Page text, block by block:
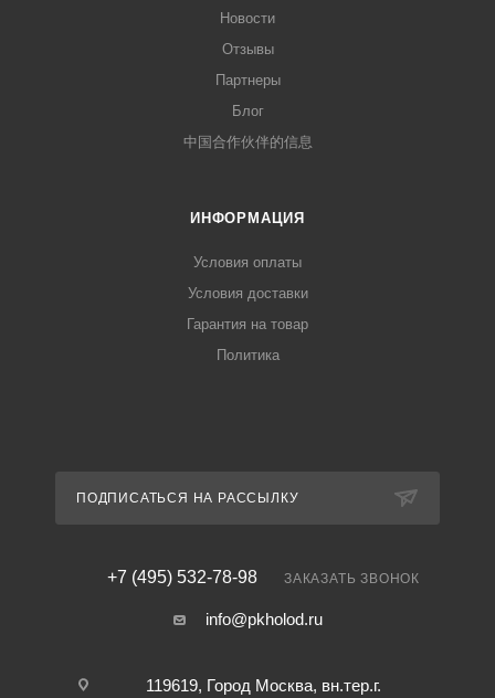
Новости
Отзывы
Партнеры
Блог
中国合作伙伴的信息
ИНФОРМАЦИЯ
Условия оплаты
Условия доставки
Гарантия на товар
Политика
ПОДПИСАТЬСЯ НА РАССЫЛКУ
+7 (495) 532-78-98 ЗАКАЗАТЬ ЗВОНОК
info@pkholod.ru
119619, Город Москва, вн.тер.г.